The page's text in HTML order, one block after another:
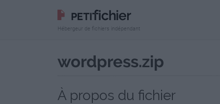
Hébergeur de fichiers indépendant
wordpress.zip
À propos du fichier